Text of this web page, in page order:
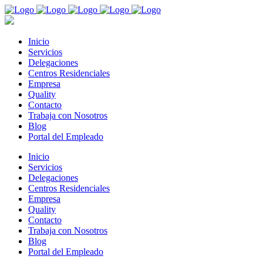
Inicio
Servicios
Delegaciones
Centros Residenciales
Empresa
Quality
Contacto
Trabaja con Nosotros
Blog
Portal del Empleado
Inicio
Servicios
Delegaciones
Centros Residenciales
Empresa
Quality
Contacto
Trabaja con Nosotros
Blog
Portal del Empleado